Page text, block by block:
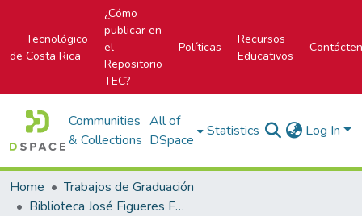
Tecnológico
de Costa Rica
¿Cómo
publicar en
el
Repositorio
TEC?
Políticas
Recursos
Educativos
Communities
& Collections
All of
DSpace
Statistics Log In
Home
Trabajos de Graduación
Biblioteca José Figueres Ferrer